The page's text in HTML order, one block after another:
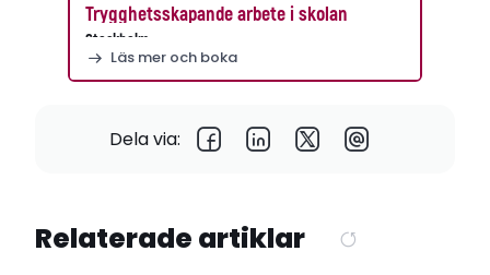
Trygghetsskapande arbete i skolan
Stockholm
Läs mer och boka
Dela via:
Relaterade artiklar